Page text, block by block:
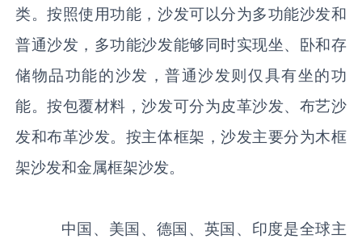
类。按照使用功能，沙发可以分为多功能沙发和
普通沙发，多功能沙发能够同时实现坐、卧和存
储物品功能的沙发，普通沙发则仅具有坐的功
能。按包覆材料，沙发可分为皮革沙发、布艺沙
发和布革沙发。按主体框架，沙发主要分为木框
架沙发和金属框架沙发。
中国、美国、德国、英国、印度是全球主